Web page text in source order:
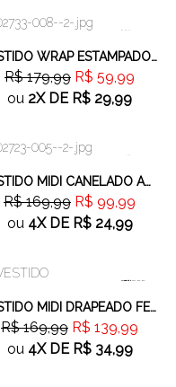
66%
VESTIDO WRAP ESTAMPADO MARROM
R$ 179,99 R$ 59,99
ou 2XDE R$ 29,99
41%
VESTIDO MIDI CANELADO AZUL MARINHO
R$ 169,99 R$ 99,99
ou 4XDE R$ 24,99
17%OFF
VESTIDO MIDI DRAPEADO FENDA TRASEIRA PRETO
R$ 169,99 R$ 139,99
ou 4XDE R$ 34,99